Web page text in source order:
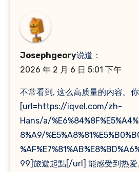
Josephgeory说道：
2026 年 2 月 6 日 5:01 下午
不常看到, 这么高质量的内容。你
[url=https://iqvel.com/zh-
Hans/a/
8%A9/
99]旅遊起點[/url] 能感受到热爱